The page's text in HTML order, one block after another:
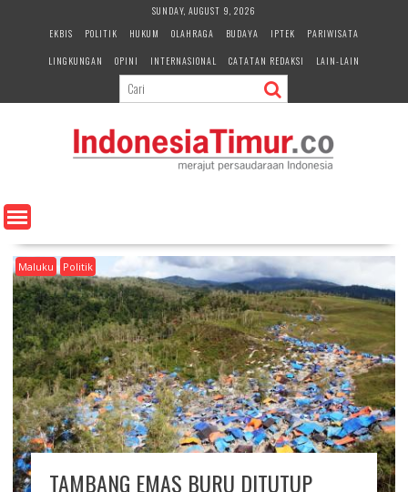
e
n
SUNDAY, AUGUST 9, 2026
EKBIS
POLITIK HUKUM OLAHRAGA BUDAYA IPTEK
PARIWISATA
LINGKUNGAN
OPINI INTERNASIONAL CATATAN REDAKSI LAIN-LAIN
Maluku Politik
TAMBANG EMAS BURU DITUTUP